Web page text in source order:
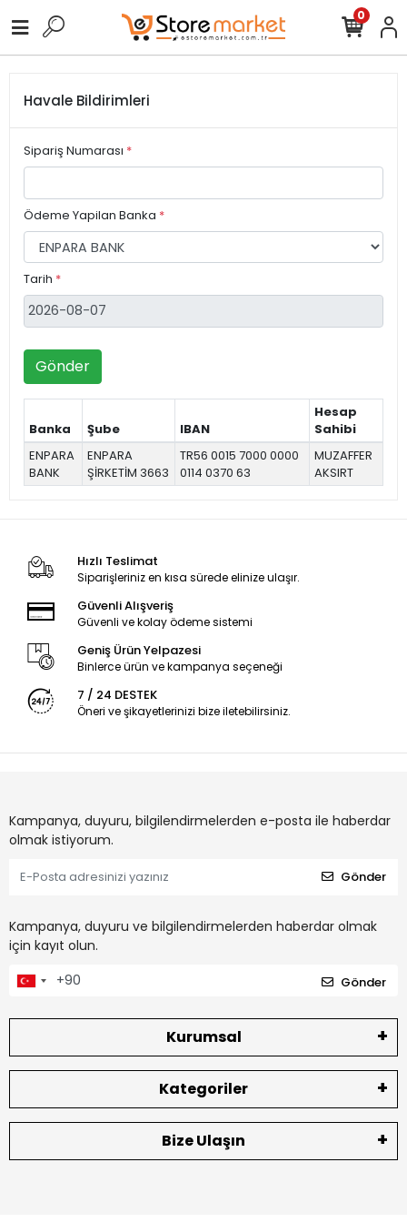
0
Havale Bildirimleri
Sipariş Numarası *
Ödeme Yapilan Banka *
Tarih *
Gönder
Banka Şube IBAN
Hesap
Sahibi
ENPARA
BANK
ENPARA
ŞİRKETİM 3663
TR56 0015 7000 0000
0114 0370 63
MUZAFFER
AKSIRT
Hızlı Teslimat
Siparişleriniz en kısa sürede elinize ulaşır.
Güvenli Alışveriş
Güvenli ve kolay ödeme sistemi
Geniş Ürün Yelpazesi
Binlerce ürün ve kampanya seçeneği
7 / 24 DESTEK
Öneri ve şikayetlerinizi bize iletebilirsiniz.
Kampanya, duyuru, bilgilendirmelerden e-posta ile haberdar
olmak istiyorum.
Gönder
Kampanya, duyuru ve bilgilendirmelerden haberdar olmak
için kayıt olun.
Gönder
Kurumsal
Kategoriler
Bize Ulaşın